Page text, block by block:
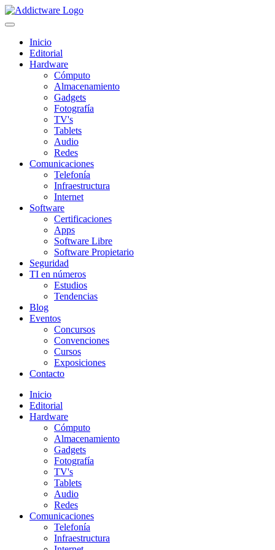
Inicio
Editorial
Hardware
Cómputo
Almacenamiento
Gadgets
Fotografía
TV's
Tablets
Audio
Redes
Comunicaciones
Telefonía
Infraestructura
Internet
Software
Certificaciones
Apps
Software Libre
Software Propietario
Seguridad
TI en números
Estudios
Tendencias
Blog
Eventos
Concursos
Convenciones
Cursos
Exposiciones
Contacto
Inicio
Editorial
Hardware
Cómputo
Almacenamiento
Gadgets
Fotografía
TV's
Tablets
Audio
Redes
Comunicaciones
Telefonía
Infraestructura